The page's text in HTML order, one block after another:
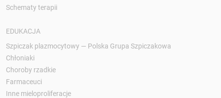
Schematy terapii
EDUKACJA
Szpiczak plazmocytowy — Polska Grupa Szpiczakowa
Chłoniaki
Choroby rzadkie
Farmaceuci
Inne mieloproliferacje